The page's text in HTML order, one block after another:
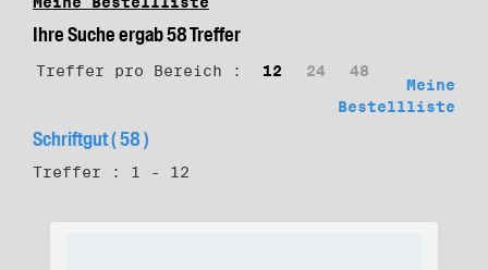
Ihre Suche ergab 58 Treffer
Treffer pro Bereich : 12 24
48
Meine
Bestellliste
Schriftgut ( 58 )
Treffer : 1 - 12